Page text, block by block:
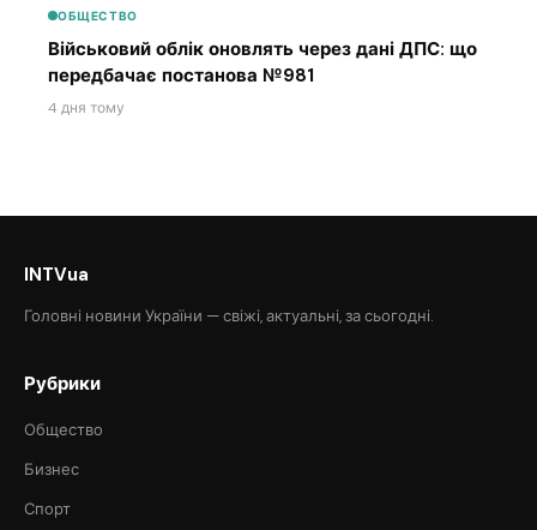
ОБЩЕСТВО
Військовий облік оновлять через дані ДПС: що
передбачає постанова №981
4 дня тому
INTVua
Головні новини України — свіжі, актуальні, за сьогодні.
Рубрики
Общество
Бизнес
Спорт